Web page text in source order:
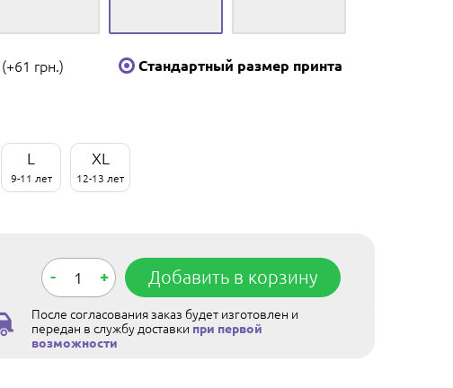
(+61 грн.) Стандартный размер принта
L
9-11 лет
XL
12-13 лет
- + Добавить в корзину
После согласования заказ будет изготовлен и
передан в службу доставки при первой
возможности